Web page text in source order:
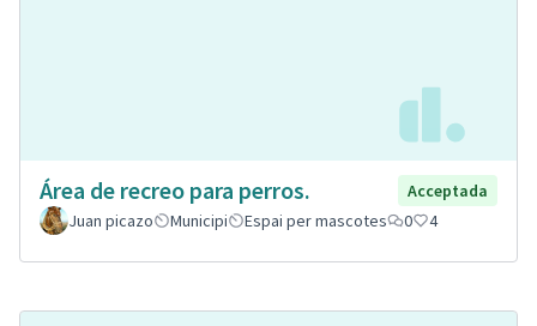
Área de recreo para perros.
Acceptada
Juan picazo
Municipi Espai per mascotes 0 4